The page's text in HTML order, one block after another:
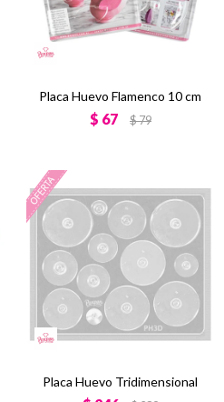
Placa Huevo Flamenco 10 cm
$ 67 $79
Placa Huevo Tridimensional